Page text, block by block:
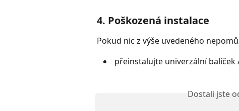
4. Poškozená instalace
Pokud nic z výše uvedeného
přeinstalujte univerzální balíček
Dostali jste